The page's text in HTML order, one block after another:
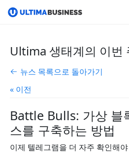
Ultima 생태계의 이번
뉴스 목록으로 돌아가기
« 이전
Battle Bulls: 가상 블
스를 구축하는 방법
이제 텔레그램을 더 자주 확인해